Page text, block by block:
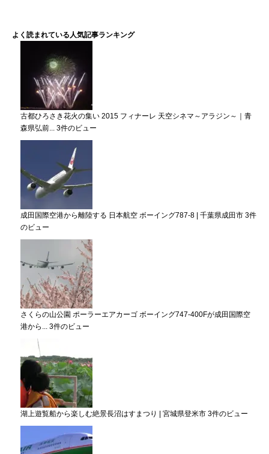
よく読まれている人気記事ランキング
古都ひろさき花火の集い 2015 フィナーレ 天空シネマ～アラジン～｜青
森県弘前... 3件のビュー
成田国際空港から離陸する 日本航空 ボーイング787-8 | 千葉県成田市 3件
のビュー
さくらの山公園 ポーラーエアカーゴ ボーイング747-400Fが成田国際空
港から... 3件のビュー
湖上遊覧船から楽しむ絶景長沼はすまつり | 宮城県登米市 3件のビュー